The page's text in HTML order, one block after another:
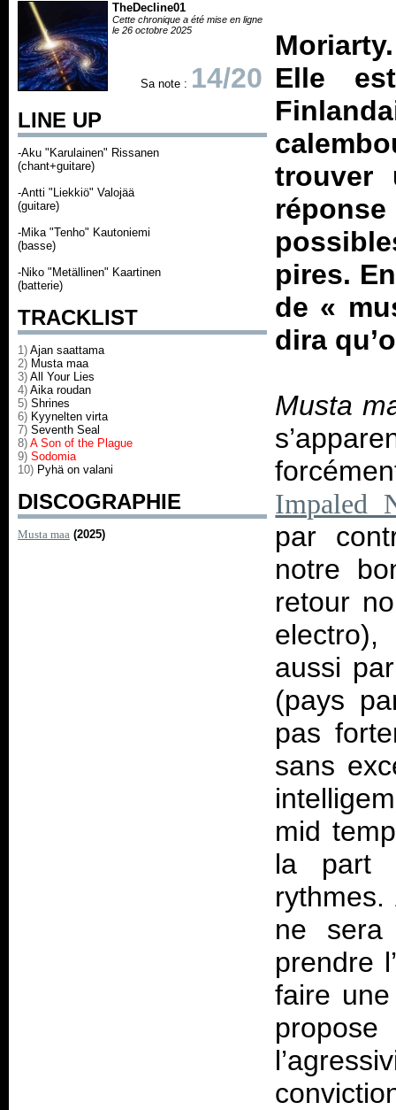
TheDecline01
Cette chronique a été mise en ligne
le 26 octobre 2025
Sa note : 14/20
LINE UP
-Aku "Karulainen" Rissanen
(chant+guitare)
-Antti "Liekkiö" Valojää
(guitare)
-Mika "Tenho" Kautoniemi
(basse)
-Niko "Metällinen" Kaartinen
(batterie)
TRACKLIST
1) Ajan saattama
2) Musta maa
3) All Your Lies
4) Aika roudan
5) Shrines
6) Kyynelten virta
7) Seventh Seal
8) A Son of the Plague
9) Sodomia
10) Pyhä on valani
DISCOGRAPHIE
Musta maa (2025)
Elle
trouver
pires.
de «
dira
Musta
Impaled
par
notre
retour
aussi
(pays
pas
sans
mid
la part
ne
prendre
faire